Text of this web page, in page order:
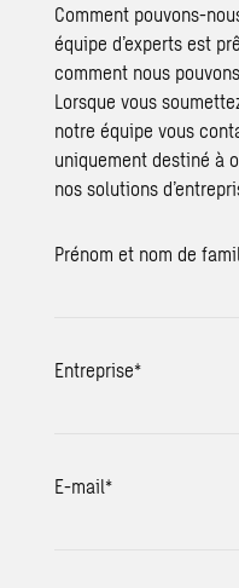
Comment pouvons-
équipe d’experts est
comment nous
Lorsque vous
notre équipe vous
uniquement destiné à
nos solutions
Prénom et nom de
Entreprise*
E-mail*